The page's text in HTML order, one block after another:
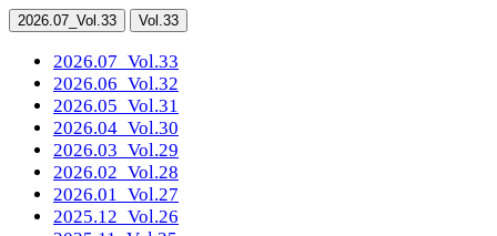
2026.07 _Vol.33 Vol.33
2026.07 _Vol.33
2026.06 _Vol.32
2026.05 _Vol.31
2026.04 _Vol.30
2026.03 _Vol.29
2026.02 _Vol.28
2026.01 _Vol.27
2025.12 _Vol.26